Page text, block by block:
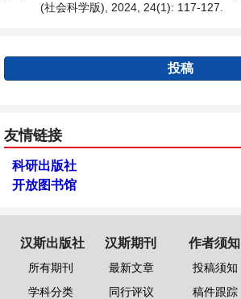
(社会科学版), 2024, 24(1): 117-127.
投稿
友情链接
科研出版社
开放图书馆
汉斯出版社
所有期刊
学科分类
汉斯期刊
最新文章
同行评议
作者须知
投稿须知
稿件跟踪